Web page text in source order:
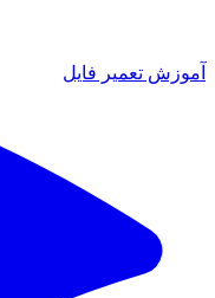
تعمیر فایل